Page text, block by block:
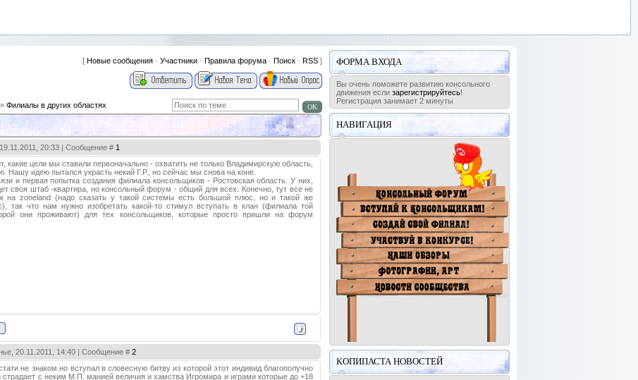
[ Новые сообщения · Участники · Правила форума · Поиск · RSS ]
» Филиалы в других областях
20:33 | Сообщение # 1
какие цели мы ставили первоначально - охватить не только Владимирскую область,
Нашу идею пытался украсть некий Г.Р., но сейчас мы снова на коне.
и первая попытка создания филиала консольщиков - Ростовская область. У них,
своя штаб -квартира, но консольный форум - общий для всех. Конечно, тут все не
на zoneland (надо сказать у такой системы есть большой плюс, но и такой же
так что нам нужно изобретать какой-то стимул вступать в клан (филиала той
они проживают) для тех консольщиков, которые просто пришли на форум
20.11.2011, 14:40 | Сообщение # 2
не знаком но вступал в словесную битву из которой этот индивид благополучно
страдает с неким М.П. манией величия и хамства Игромира и играми которые до +18
ФОРМА ВХОДА
Вы очень поможете развитию консольного
движения если зарегистрируйтесь!
Регистрация занимает 2 минуты
НАВИГАЦИЯ
КОПИПАСТА НОВОСТЕЙ